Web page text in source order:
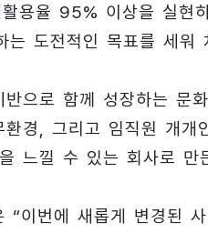
용율 95% 이상을 실
도전적인 목표를 세워
으로 함께 성장하는 문
경, 그리고 임직원 개
느낄 수 있는 회사로 만
“이번에 새롭게 변경된